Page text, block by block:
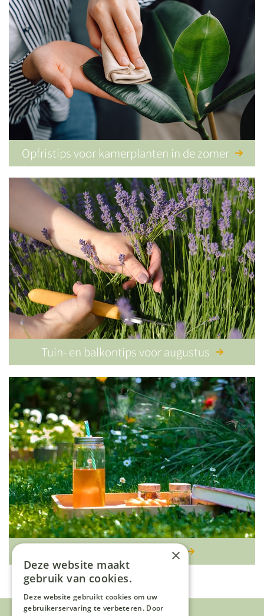
Opfristips voor kamerplanten in de zomer
Tuin- en balkontips voor augustus
(IJs)thee uit eigen tuin
×
Deze website maakt
gebruik van cookies.
Deze website gebruikt cookies om uw
gebruikerservaring te verbeteren. Door